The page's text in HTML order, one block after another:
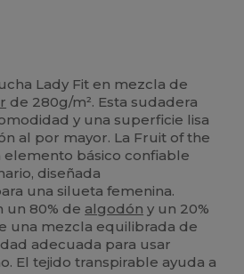
Lady Fit en mezcla de
de 280g/m². Esta sudadera
y una superficie lisa
al por mayor. La Fruit of the
elemento básico confiable
diseñada
una silueta femenina.
un 80% de algodón y un 20%
una mezcla equilibrada de
adecuada para usar
El tejido transpirable ayuda a